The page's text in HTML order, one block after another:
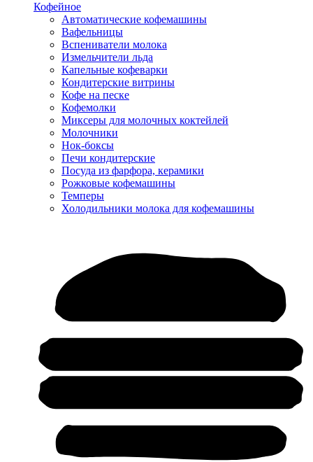
Кофейное
Автоматические кофемашины
Вафельницы
Вспениватели молока
Измельчители льда
Капельные кофеварки
Кондитерские витрины
Кофе на песке
Кофемолки
Миксеры для молочных коктейлей
Молочники
Нок-боксы
Печи кондитерские
Посуда из фарфора, керамики
Рожковые кофемашины
Темперы
Холодильники молока для кофемашины